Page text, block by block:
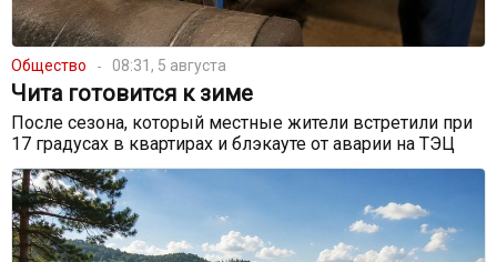
Общество 08:31, 5 августа
Чита готовится к зиме
После сезона, который местные жители встретили при
17 градусах в квартирах и блэкауте от аварии на ТЭЦ